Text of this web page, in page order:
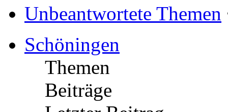
Unbeantwortete Themen
Schöningen
Themen
Beiträge